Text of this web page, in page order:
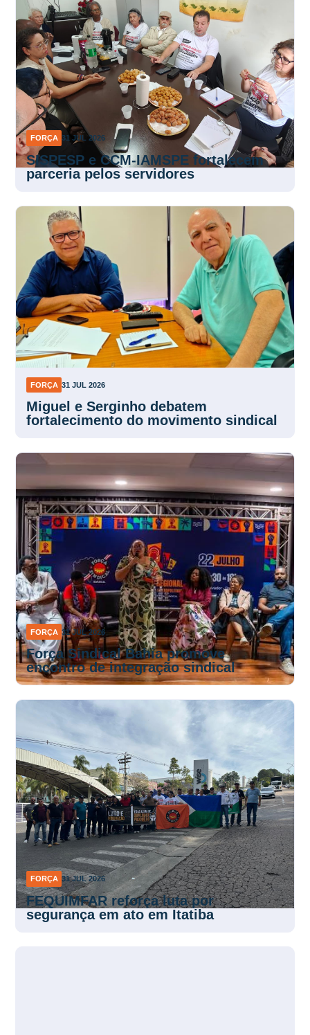
FORÇA 31 JUL 2026
SISPESP e CCM-IAMSPE fortalecem
parceria pelos servidores
FORÇA 31 JUL 2026
Miguel e Serginho debatem
fortalecimento do movimento sindical
FORÇA 31 JUL 2026
Força Sindical Bahia promove
encontro de integração sindical
FORÇA 31 JUL 2026
FEQUIMFAR reforça luta por
segurança em ato em Itatiba